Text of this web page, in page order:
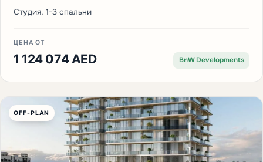
Студия, 1-3 спальни
ЦЕНА ОТ
1 124 074 AED BnW Developments
OFF-PLAN